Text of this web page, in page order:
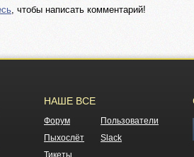
, чтобы написать комментарий!
НАШЕ ВСЕ
Форум
Пользователи
Пыхослёт
Slack
Тикеты